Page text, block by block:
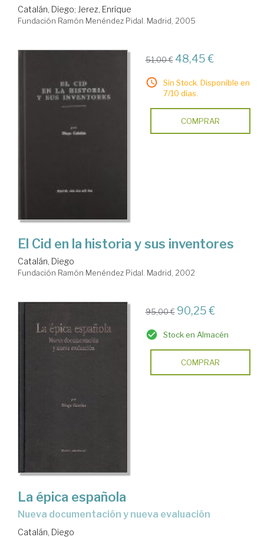
Catalán, Diego; Jerez, Enrique
Fundación Ramón Menéndez Pidal. Madrid, 2005
51,00 € 48,45 €
Sin Stock. Disponible en
7/10 días.
COMPRAR
El Cid en la historia y sus inventores
Catalán, Diego
Fundación Ramón Menéndez Pidal. Madrid, 2002
95,00 € 90,25 €
Stock en Almacén
COMPRAR
La épica española
nueva documentación y nueva evaluación
Catalán, Diego